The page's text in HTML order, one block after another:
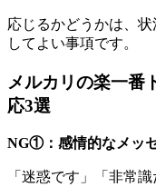
応じるかどうかは、
してよい事項です。
メルカリの楽一番
応3選
NG①：感情的なメッ
「迷惑です」「非常